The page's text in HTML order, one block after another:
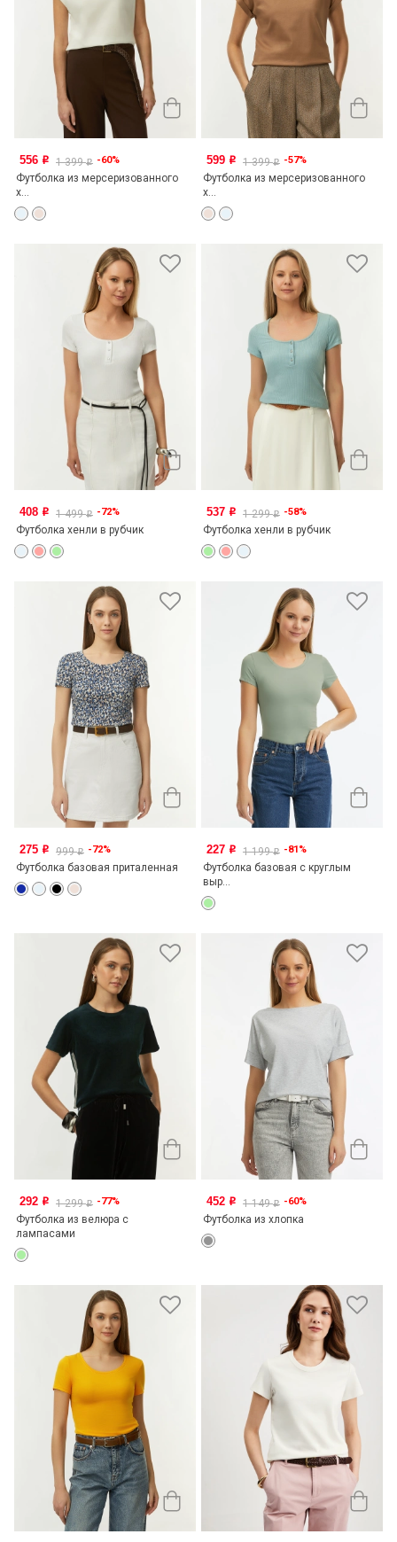
556 o 1 399o -60%
Футболка из мерсеризованного
х...
599 o 1 399o -57%
Футболка из мерсеризованного
х...
408 o 1 499o -72%
Футболка хенли в рубчик
537 o 1 299o -58%
Футболка хенли в рубчик
275 o 999o -72%
Футболка базовая приталенная
227 o 1 199o -81%
Футболка базовая с круглым
выр...
292 o 1 299o -77%
Футболка из велюра с
лампасами
452 o 1 149o -60%
Футболка из хлопка